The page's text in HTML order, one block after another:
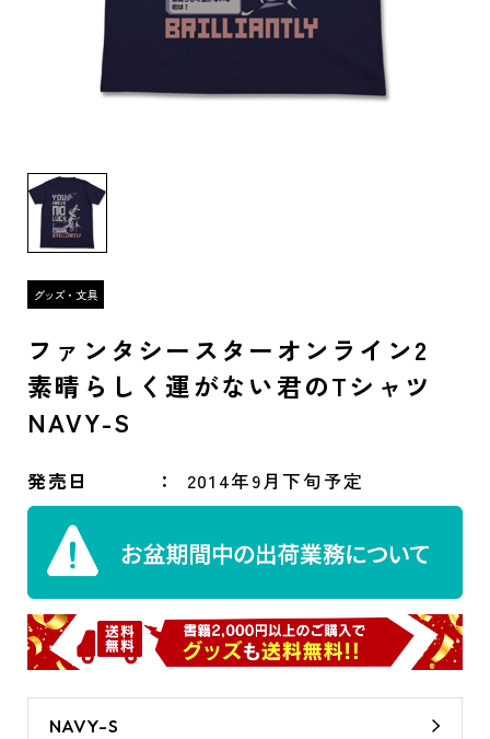
ファンタシースターオンライン2
素晴らしく運がない君のTシャツ
NAVY-S
発売日 2014年9月下旬予定
NAVY-S